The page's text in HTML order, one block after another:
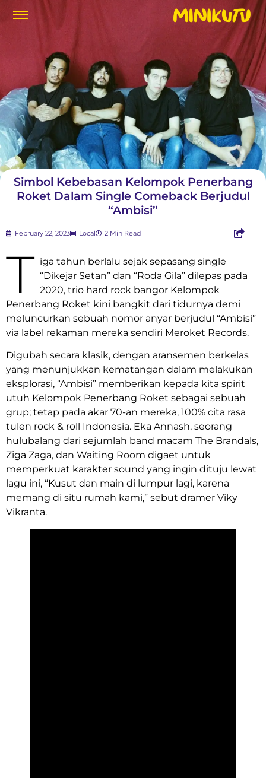
Simbol Kebebasan Kelompok Penerbang
Roket Dalam Single Comeback Berjudul
“Ambisi”
February 22, 2023 Local 2 Min Read
T iga tahun berlalu sejak sepasang single
“Dikejar Setan” dan “Roda Gila” dilepas pada
2020, trio hard rock bangor Kelompok
Penerbang Roket kini bangkit dari tidurnya demi
meluncurkan sebuah nomor anyar berjudul “Ambisi”
via label rekaman mereka sendiri Meroket Records.
Digubah secara klasik, dengan aransemen berkelas
yang menunjukkan kematangan dalam melakukan
eksplorasi, “Ambisi” memberikan kepada kita spirit
utuh Kelompok Penerbang Roket sebagai sebuah
grup; tetap pada akar 70-an mereka, 100% cita rasa
tulen rock & roll Indonesia. Eka Annash, seorang
hulubalang dari sejumlah band macam The Brandals,
Ziga Zaga, dan Waiting Room digaet untuk
memperkuat karakter sound yang ingin dituju lewat
lagu ini, “Kusut dan main di lumpur lagi, karena
memang di situ rumah kami,” sebut dramer Viky
Vikranta.